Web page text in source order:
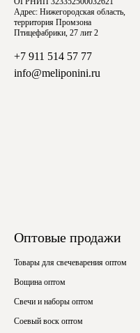
Адрес: Нижегородская область,
территория Промзона
Птицефабрики, 27 лит 2
+7 911 514 57 77
info@meliponini.ru
Оптовые продажи
Товары для свечеварения оптом
Вощина оптом
Свечи и наборы оптом
Соевый воск оптом